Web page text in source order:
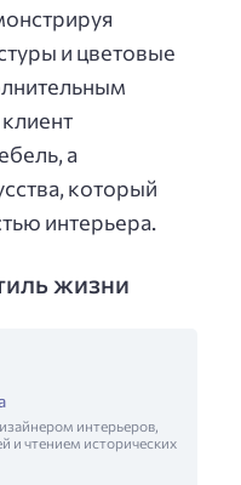
и цветовые
а
который
интерьера.
жизни
интерьеров,
и чтением исторических